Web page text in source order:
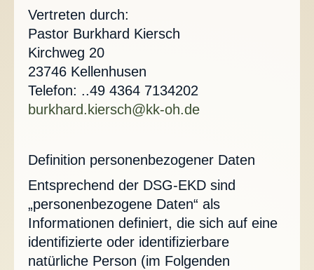
Vertreten durch:
Pastor Burkhard Kiersch
Kirchweg 20
23746 Kellenhusen
Telefon: ..49 4364 7134202
burkhard.kiersch@kk-oh.de
Definition personenbezogener Daten
Entsprechend der DSG-EKD sind
„personenbezogene Daten“ als
Informationen definiert, die sich auf eine
identifizierte oder identifizierbare
natürliche Person (im Folgenden